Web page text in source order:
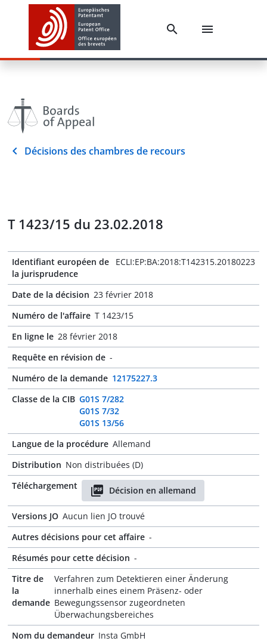
Décisions des chambres de recours
T 1423/15 du 23.02.2018
Identifiant européen de
la jurisprudence
ECLI:EP:BA:2018:T142315.20180223
Date de la décision 23 février 2018
Numéro de l'affaire T 1423/15
En ligne le 28 février 2018
Requête en révision de -
Numéro de la demande 12175227.3
Classe de la CIB G01S 7/282
G01S 7/32
G01S 13/56
Langue de la procédure Allemand
Distribution Non distribuées (D)
Téléchargement
Décision en allemand
Versions JO Aucun lien JO trouvé
Autres décisions pour cet affaire -
Résumés pour cette décision -
Titre de
la
demande
Verfahren zum Detektieren einer Änderung
innerhalb eines einem Präsenz- oder
Bewegungssensor zugeordneten
Überwachungsbereiches
Nom du demandeur Insta GmbH